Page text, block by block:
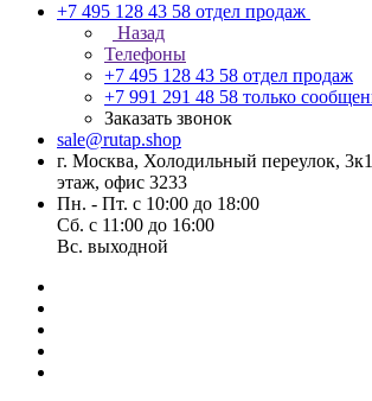
+7 495 128 43 58 отдел продаж
Назад
Телефоны
+7 495 128 43 58 отдел продаж
+7 991 291 48 58 только
Заказать звонок
sale@rutap.shop
г. Москва, Холодильный переулок,
этаж, офис 3233
Пн. - Пт. с 10:00 до 18:00
Сб. с 11:00 до 16:00
Вс. выходной